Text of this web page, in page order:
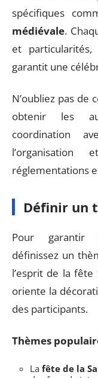
spécifiques
médiévale.
et
garantit une
N’oubliez pas de
obtenir les
coordination
réglementations
Définir un
Pour garantir
définissez un
l’esprit de la
oriente la
des participants.
Thèmes
La fête de la